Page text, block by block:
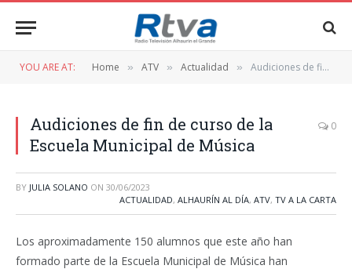
YOU ARE AT: Home » ATV » Actualidad » Audiciones de fin de curso de la Escuela Municipal de Música
Audiciones de fin de curso de la
Escuela Municipal de Música
0
BY JULIA SOLANO ON 30/06/2023
ACTUALIDAD, ALHAURÍN AL DÍA, ATV, TV A LA CARTA
Los aproximadamente 150 alumnos que este año han
formado parte de la Escuela Municipal de Música han